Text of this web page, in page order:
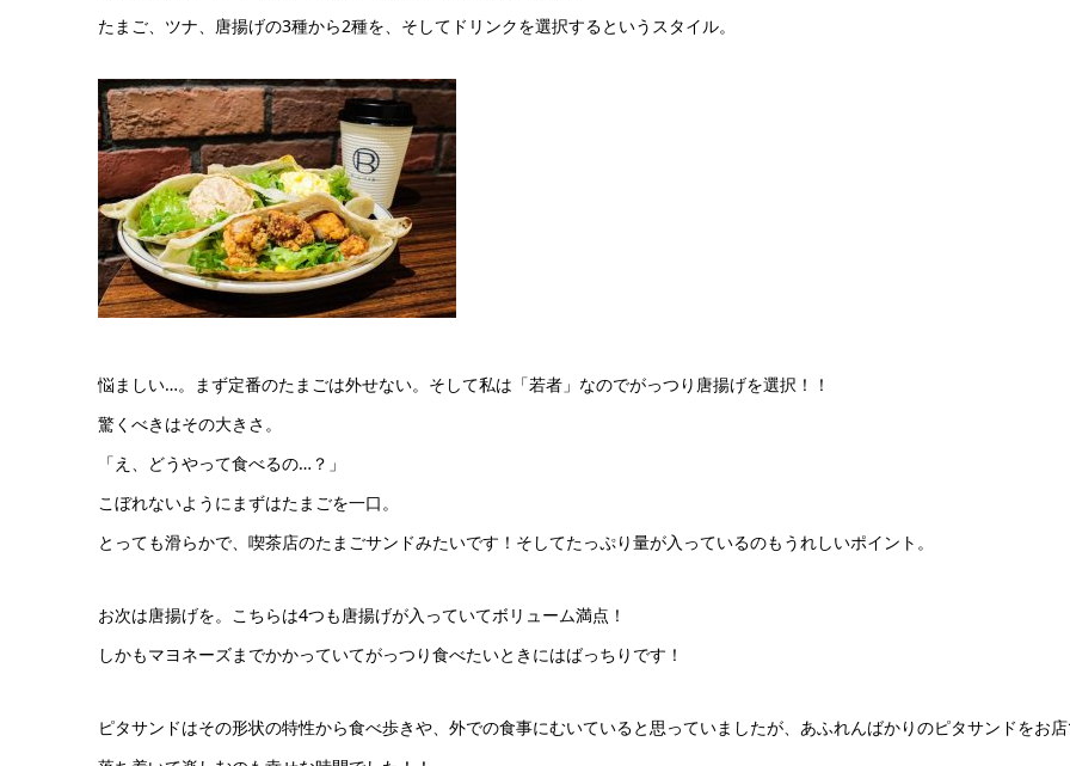
たまご、ツナ、唐揚げの3種から2種を、そしてドリンクを選択するというスタイル。
悩ましい…。まず定番のたまごは外せない。そして私は「若者」なのでがっつり唐揚げを選択！！
驚くべきはその大きさ。
「え、どうやって食べるの…？」
こぼれないようにまずはたまごを一口。
とっても滑らかで、喫茶店のたまごサンドみたいです！そしてたっぷり量が入っているのもうれしいポイント。
お次は唐揚げを。こちらは4つも唐揚げが入っていてボリューム満点！
しかもマヨネーズまでかかっていてがっつり食べたいときにはばっちりです！
ピタサンドはその形状の特性から食べ歩きや、外での食事にむいていると思っていましたが、あふれんばかりのピタサンドをお